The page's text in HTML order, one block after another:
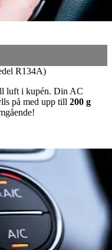
R134A)
luft i kupén. Din AC
på med upp till 200 g